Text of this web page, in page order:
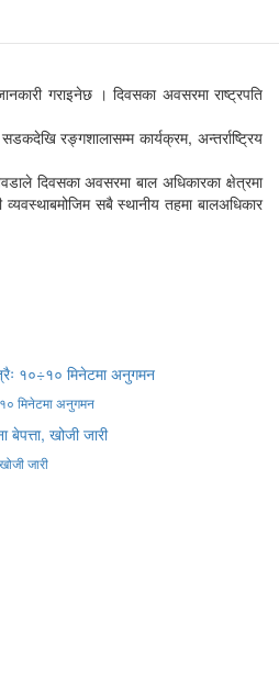
गराइनेछ । दिवसका अवसरमा राष्ट्रपति
रङ्गशालासम्म कार्यक्रम, अन्तर्राष्ट्रिय
दिवसका अवसरमा बाल अधिकारका क्षेत्रमा
सबै स्थानीय तहमा बालअधिकार
मिनेटमा अनुगमन
जारी